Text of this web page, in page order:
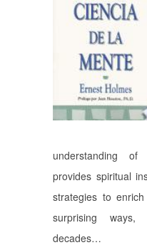
understanding of
provides spiritual
strategies to
surprising
decades…